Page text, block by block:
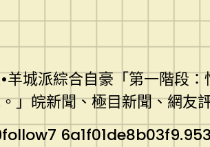
羊城派綜合自豪「第一階段
」皖新聞、極目新聞、網友